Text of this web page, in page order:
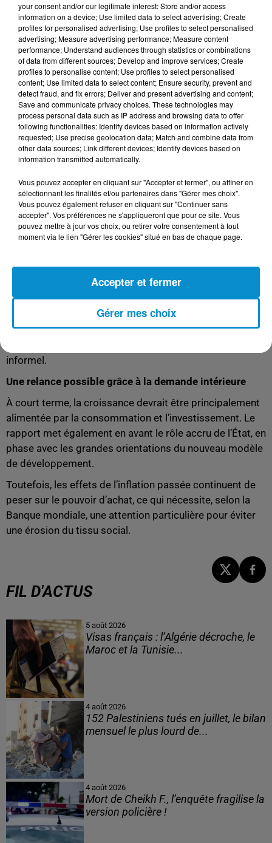
lacunes subsistent en matière d’efficacité
opérationnelle.
Parmi les recommandations phares : la réduction des
obstacles à l’embauche formelle, la simplification des
démarches administratives, l’accélération de la
digitalisation et la finalisation du cadre juridique sur
l’insolvabilité des entreprises. Autant de chantiers
cruciaux pour renforcer l’attractivité du pays.
L’emploi : une dynamique encore insuffisante
milieu urbain en 2024, le marché du travail marocain
peine à suivre la cadence d’une population active en
constante expansion. Sur les dix dernières années, le
nombre de personnes en âge de travailler a progressé
La Banque mondiale estime que cette situation risque de
s’aggraver si des réformes structurelles ne sont pas
rapidement mises en œuvre. Cela implique de renforcer
l’inclusion sur le marché du travail, notamment pour les
informel.
Une relance possible grâce à la demande intérieure
À court terme, la croissance devrait être principalement
alimentée par la consommation et l’investissement. Le
rapport met également en avant le rôle accru de l’État, en
phase avec les grandes orientations du nouveau modèle
de développement.
Toutefois, les effets de l’inflation passée continuent de
peser sur le pouvoir d’achat, ce qui nécessite, selon la
Banque mondiale, une attention particulière pour éviter
une érosion du tissu social.
FIL D'ACTUS
5 août 2026
Visas français : l’Algérie décroche, le
Maroc et la Tunisie...
4 août 2026
152 Palestiniens tués en juillet, le bilan
mensuel le plus lourd de...
4 août 2026
Mort de Cheikh F., l’enquête fragilise la
version policière !
your consent and/or our legitimate interest: Store and/or access
information on a device; Use limited data to select advertising; Create
profiles for personalised advertising; Use profiles to select personalised
advertising; Measure advertising performance; Measure content
performance; Understand audiences through statistics or combinations
of data from different sources; Develop and improve services; Create
profiles to personalise content; Use profiles to select personalised
content; Use limited data to select content; Ensure security, prevent and
detect fraud, and fix errors; Deliver and present advertising and content;
Save and communicate privacy choices. These technologies may
process personal data such as IP address and browsing data to offer
following functionalities: Identify devices based on information actively
requested; Use precise geolocation data; Match and combine data from
other data sources; Link different devices; Identify devices based on
information transmitted automatically.
Vous pouvez accepter en cliquant sur "Accepter et fermer", ou affiner en
sélectionnant les finalités et/ou partenaires dans "Gérer mes choix".
Vous pouvez également refuser en cliquant sur "Continuer sans
accepter". Vos préférences ne s'appliqueront que pour ce site. Vous
pouvez mettre à jour vos choix, ou retirer votre consentement à tout
moment via le lien "Gérer les cookies" situé en bas de chaque page.
Gérer mes choix
Accepter et fermer